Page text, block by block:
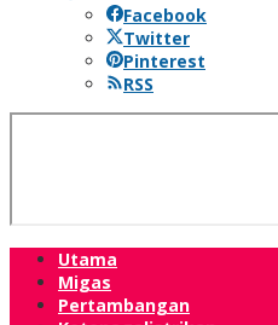
Facebook
Twitter
Pinterest
RSS
Utama
Migas
Pertambangan